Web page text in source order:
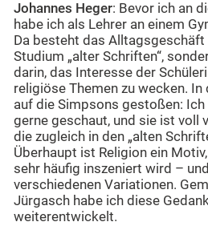
Johannes Heger: Bevor ich an
habe ich als Lehrer an einem
Da besteht das
Studium „alter Schriften“,
darin, das Interesse der
religiöse Themen zu wecken.
auf die Simpsons gestoßen:
gerne geschaut, und sie ist voll
die zugleich in den „alten
Überhaupt ist Religion ein
sehr häufig inszeniert wird –
verschiedenen Variationen.
Jürgasch habe ich diese
weiterentwickelt.